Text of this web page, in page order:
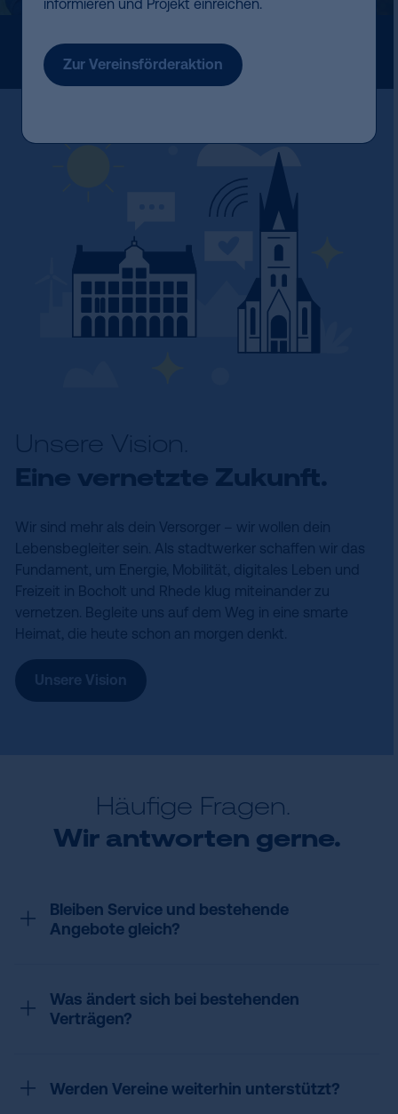
Unsere Vision.
Eine vernetzte Zukunft.
Wir sind mehr als dein Versorger – wir wollen dein
Lebensbegleiter sein. Als stadtwerker schaffen wir das
Fundament, um Energie, Mobilität, digitales Leben und
Freizeit in Bocholt und Rhede klug miteinander zu
vernetzen. Begleite uns auf dem Weg in eine smarte
Heimat, die heute schon an morgen denkt.
Unsere Vision
Häufige Fragen.
Wir antworten gerne.
Bleiben Service und bestehende
Angebote gleich?
Was ändert sich bei bestehenden
Verträgen?
Werden Vereine weiterhin unterstützt?
informieren und Projekt einreichen.
Zur Vereinsförderaktion